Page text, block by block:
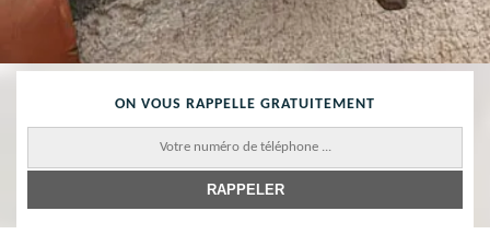
ON VOUS RAPPELLE GRATUITEMENT